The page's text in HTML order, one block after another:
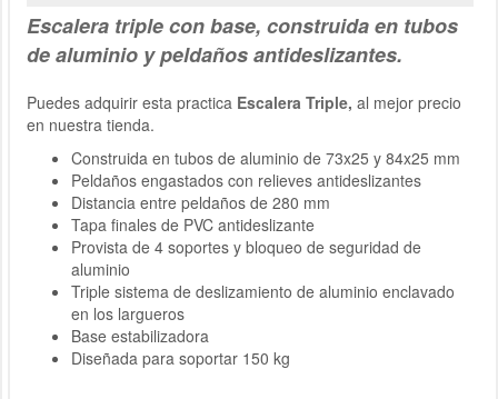
Escalera triplecon base, construida en tubos
de aluminio y peldaños antideslizantes.
Puedes adquirir esta practica Escalera Triple, al mejor precio
en nuestra tienda.
Construida en tubos de aluminio de 73x25 y 84x25 mm
Peldaños engastados con relieves antideslizantes
Distancia entre peldaños de 280 mm
Tapa finales de PVC antideslizante
Provista de 4 soportes y bloqueo de seguridad de
aluminio
Triple sistema de deslizamiento de aluminio enclavado
en los largueros
Base estabilizadora
Diseñada para soportar 150 kg